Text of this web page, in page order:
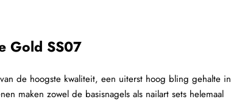
Gold SS07
de hoogste kwaliteit, een uiterst hoog bling gehalte in
maken zowel de basisnagels als nailart sets helemaal